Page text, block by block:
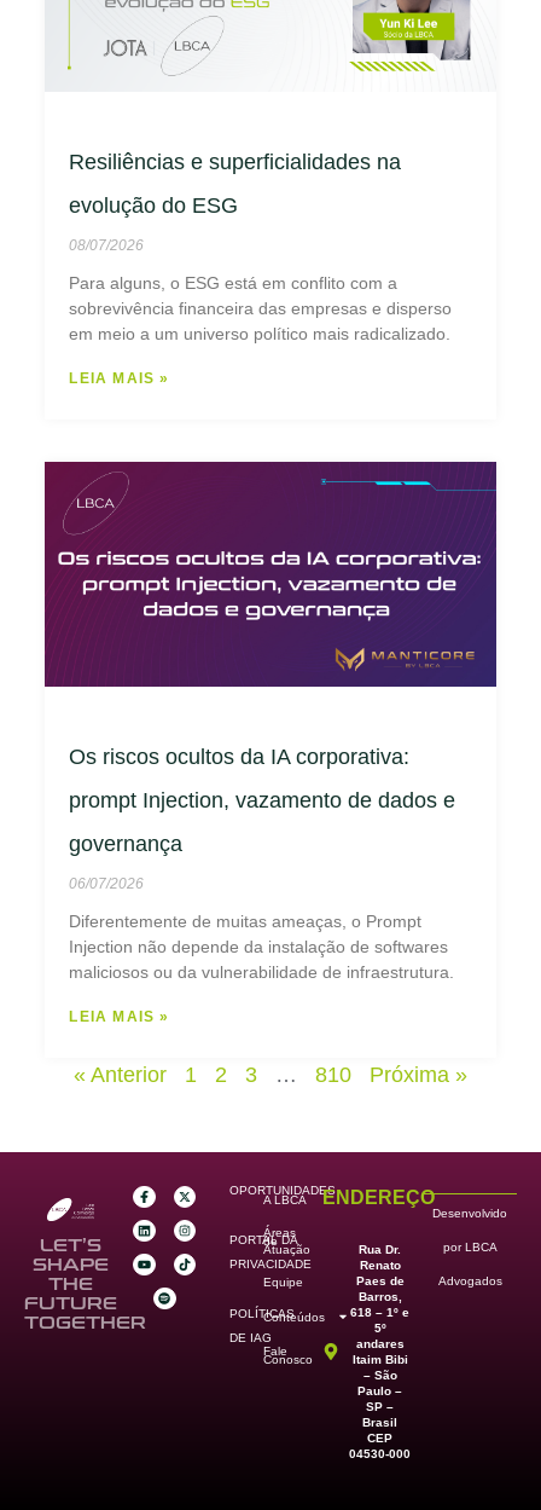
Resiliências e superficialidades na
evolução do ESG
08/07/2026
Para alguns, o ESG está em conflito com a
sobrevivência financeira das empresas e disperso
em meio a um universo político mais radicalizado.
LEIA MAIS »
Os riscos ocultos da IA corporativa:
prompt Injection, vazamento de dados e
governança
06/07/2026
Diferentemente de muitas ameaças, o Prompt
Injection não depende da instalação de softwares
maliciosos ou da vulnerabilidade de infraestrutura.
LEIA MAIS »
« Anterior 1 2 3 … 810 Próxima »
LET’S
SHAPE
THE
FUTURE
TOGETHER
OPORTUNIDADES
PORTAL DA
PRIVACIDADE
POLÍTICAS
DE IAG
A LBCA
Áreas
de
Atuação
Equipe
Conteúdos
Fale
Conosco
ENDEREÇO
Rua Dr.
Renato
Paes de
Barros,
618 – 1º e
5º
andares
Itaim Bibi
– São
Paulo –
SP –
Brasil
CEP
04530-000
Desenvolvido
por LBCA
Advogados